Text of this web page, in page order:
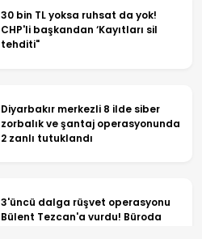
30 bin TL yoksa ruhsat da yok!
CHP'li başkandan ‘Kayıtları sil
tehditi"
Diyarbakır merkezli 8 ilde siber
zorbalık ve şantaj operasyonunda
2 zanlı tutuklandı
3'üncü dalga rüşvet operasyonu
Bülent Tezcan'a vurdu! Büroda